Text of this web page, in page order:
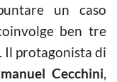
un caso
ben tre
Il protagonista di
Cecchini,